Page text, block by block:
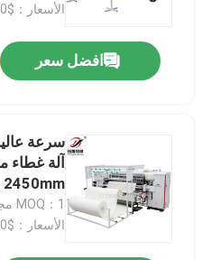
الأسعار：$25,000.00 - $40,000.00/sets
افضل سعر
آلة غطاء
2450mm وسمك غطاء 80mm
MOQ：1 مجموعة
الأسعار：$30,000.00 - $60,000.00/sets